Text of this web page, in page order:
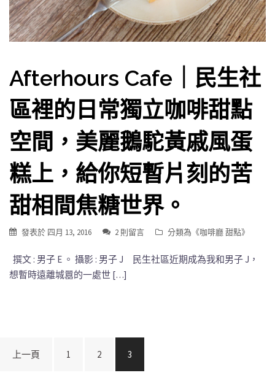
Afterhours Cafe｜民生社
區裡的日常獨立咖啡甜點
空間，美麗鵝駝黃戚風蛋
糕上，給你短暫片刻的苦
甜相間焦糖世界。
發表於 四月 13, 2016 2 則留言 分類為《咖啡廳 甜點》
撰文 : 男子 E 。 攝影 : 男子 J 民生社區近期成為我和男子 J，
想暫時遠離城囂的一處世 […]
文上一頁 1 2 3